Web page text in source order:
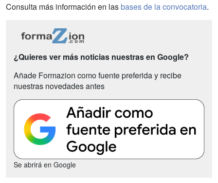
Consulta más información en lasbases de la convocatoria.
¿Quieres ver más noticias nuestras en Google?
Añade Formazion como fuente preferida y recibe
nuestras novedades antes
Se abrirá en Google